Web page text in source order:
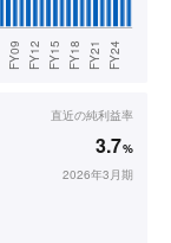
直近の純利益率
3.7%
2026年3月期